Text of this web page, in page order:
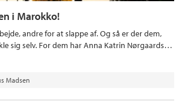
i Marokko!
andre for at slappe af. Og så er der dem,
sig selv. For dem har Anna Katrin Nørgaards…
Madsen